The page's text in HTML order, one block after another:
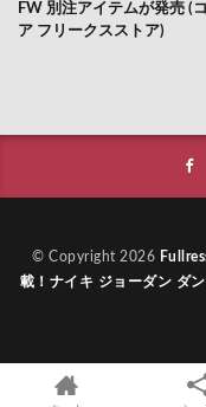
FW 別注アイテムが発売 (
ア フリークスストア)
© Copyright 2026
載！ナイキ ジョーダン ダ